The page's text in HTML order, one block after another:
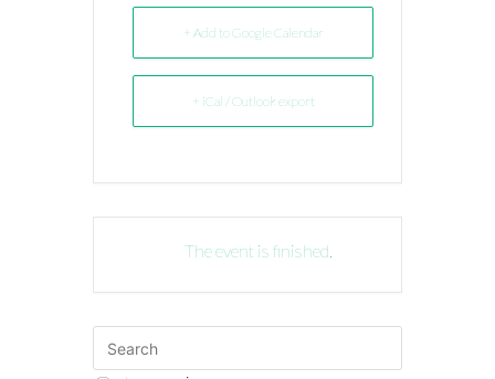
+ Add to Google Calendar
+ iCal / Outlook export
The event is finished.